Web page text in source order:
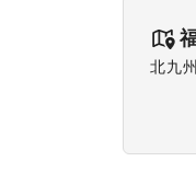
北九